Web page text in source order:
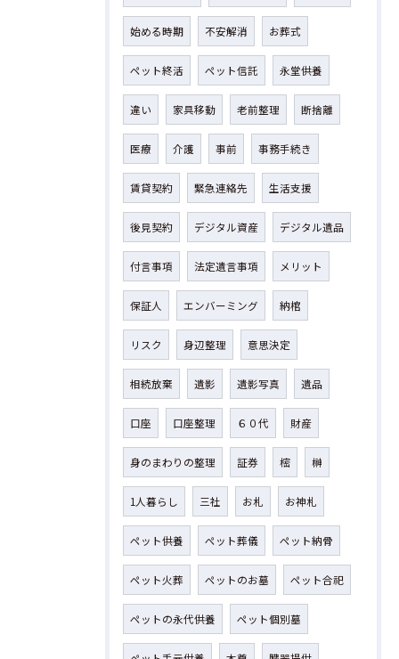
始める時期 不安解消 お葬式
ペット終活 ペット信託 永堂供養
違い 家具移動 老前整理 断捨離
医療 介護 事前 事務手続き
賃貸契約 緊急連絡先 生活支援
後見契約 デジタル資産 デジタル遺品
付言事項 法定遺言事項 メリット
保証人 エンバーミング 納棺
リスク 身辺整理 意思決定
相続放棄 遺影 遺影写真 遺品
口座 口座整理 ６０代 財産
身のまわりの整理 証券 樒 榊
1人暮らし 三社 お札 お神札
ペット供養 ペット葬儀 ペット納骨
ペット火葬 ペットのお墓 ペット合祀
ペットの永代供養 ペット個別墓